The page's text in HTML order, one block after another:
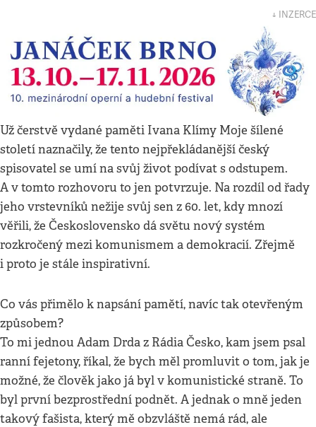
↓ INZERCE
Už čerstvě vydané paměti Ivana Klímy Moje šílené
století naznačily, že tento nejpřekládanější český
spisovatel se umí na svůj život podívat s odstupem.
A v tomto rozhovoru to jen potvrzuje. Na rozdíl od řady
jeho vrstevníků nežije svůj sen z 60. let, kdy mnozí
věřili, že Československo dá světu nový systém
rozkročený mezi komunismem a demokracií. Zřejmě
i proto je stále inspirativní.
Co vás přimělo k napsání pamětí, navíc tak otevřeným
způsobem?
To mi jednou Adam Drda z Rádia Česko, kam jsem psal
ranní fejetony, říkal, že bych měl promluvit o tom, jak je
možné, že člověk jako já byl v komunistické straně. To
byl první bezprostřední podnět. A jednak o mně jeden
takový fašista, který mě obzvláště nemá rád, ale